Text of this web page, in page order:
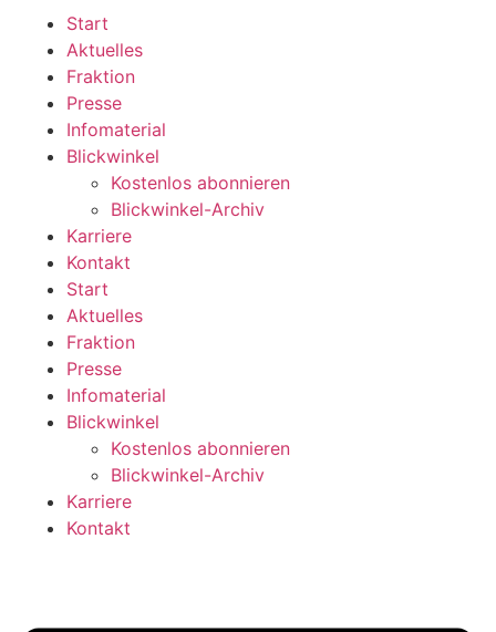
Start
Aktuelles
Fraktion
Presse
Infomaterial
Blickwinkel
Kostenlos abonnieren
Blickwinkel-Archiv
Karriere
Kontakt
Start
Aktuelles
Fraktion
Presse
Infomaterial
Blickwinkel
Kostenlos abonnieren
Blickwinkel-Archiv
Karriere
Kontakt